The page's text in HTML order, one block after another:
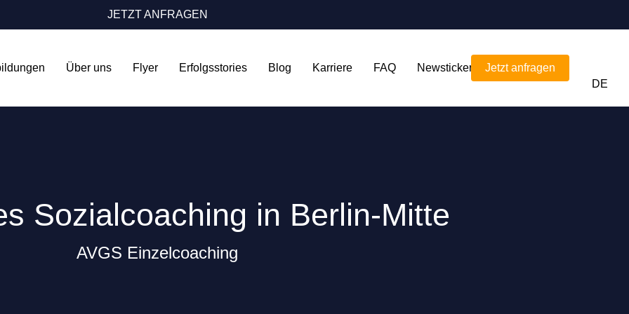
JETZT ANFRAGEN
Über uns Flyer Erfolgsstories Blog Karriere FAQ Newsticker
Jetzt anfragen
DE
Sozialcoaching in Berlin-Mitte
AVGS Einzelcoaching